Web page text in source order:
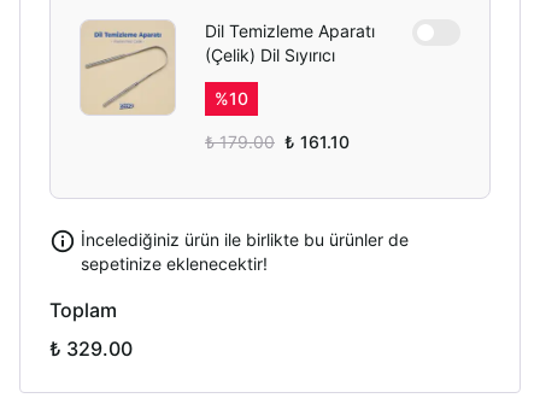
Dil Temizleme Aparatı
(Çelik) Dil Sıyırıcı
%10
₺ 179.00 ₺ 161.10
İncelediğiniz ürün ile birlikte bu ürünler de
sepetinize eklenecektir!
Toplam
₺ 329.00